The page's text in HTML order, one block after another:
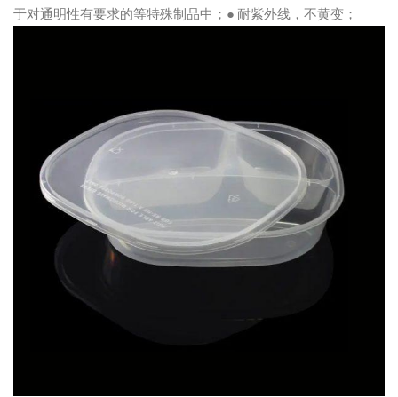
于对通明性有要求的等特殊制品中；● 耐紫外线，不黄变；